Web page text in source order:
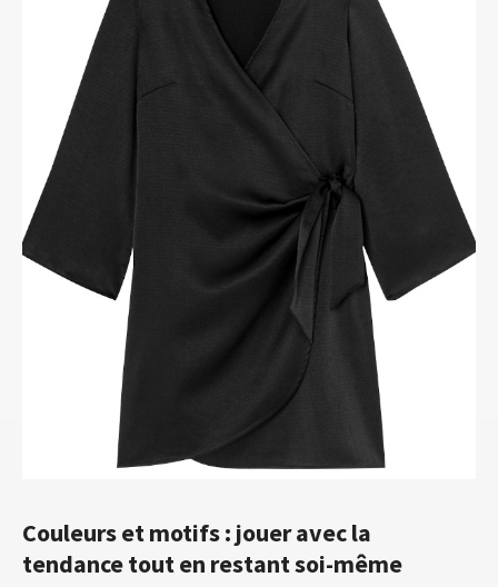
Couleurs et motifs : jouer avec la
tendance tout en restant soi-même